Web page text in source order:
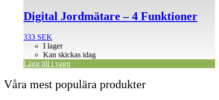
Digital Jordmätare – 4 Funktioner
333 SEK
I lager
Kan skickas idag
Lägg till i vagn
Våra mest populära produkter